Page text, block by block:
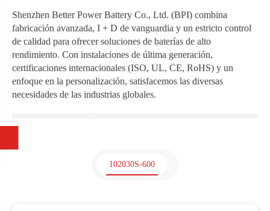
Shenzhen Better Power Battery Co., Ltd. (BPI) combina
fabricación avanzada, I + D de vanguardia y un estricto control
de calidad para ofrecer soluciones de baterías de alto
rendimiento. Con instalaciones de última generación,
certificaciones internacionales (ISO, UL, CE, RoHS) y un
enfoque en la personalización, satisfacemos las diversas
necesidades de las industrias globales.
102030S-600